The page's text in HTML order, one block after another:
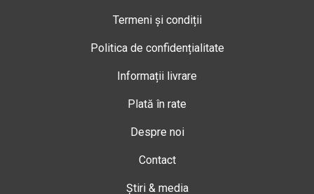
Termeni și condiții
Politica de confidențialitate
Informații livrare
Plată în rate
Despre noi
Contact
Știri & media